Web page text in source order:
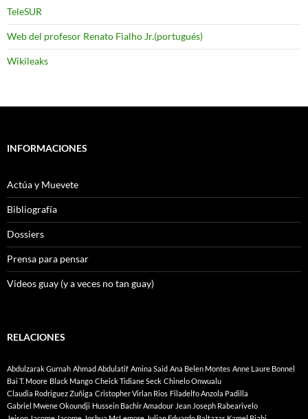
TeleSUR
Web del profesor Renato Fialho Jr.(portugués)
Wikileaks
INFORMACIONES
Actúa y Muevete
Bibliografía
Dossiers
Prensa para pensar
Videos guay (y a veces no tan guay)
RELACIONES
Abdulzarak Gurnah Ahmad Abdulatif Amina Said Ana Belen Montes Anne Laure Bonnel
Bai T. Moore Black Mango Cheick Tidiane Seck Chinelo Onwualu
Claudia Rodriguez Zuñiga Cristopher Virlan Rios Filadelfo Anzola Padilla
Gabriel Mwene Okoundji Hussein Bachir Amadour Jean Joseph Rabearivelo